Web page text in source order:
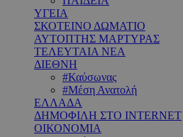
ΥΓΕΙΑ
ΣΚΟΤΕΙΝΟ ΔΩΜΑΤΙΟ
ΑΥΤΟΠΤΗΣ ΜΑΡΤΥΡΑΣ
ΤΕΛΕΥΤΑΙΑ ΝΕΑ
ΔΙΕΘΝΗ
#Καύσωνας
#Μέση Ανατολή
ΕΛΛΑΔΑ
ΔΗΜΟΦΙΛΗ ΣΤΟ INTERNET
ΟΙΚΟΝΟΜΙΑ